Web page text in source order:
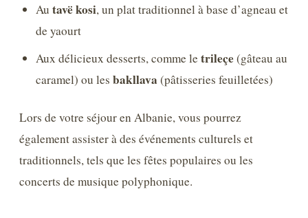
Autavë kosi, un plat traditionnel à base d’agneau et
de yaourt
Aux délicieux desserts, comme letrileçe(gâteau au
caramel) ou lesbakllava (pâtisseries feuilletées)
Lors de votre séjour en Albanie, vous pourrez
également assister à des événements culturels et
traditionnels, tels que les fêtes populaires ou les
concerts de musique polyphonique.